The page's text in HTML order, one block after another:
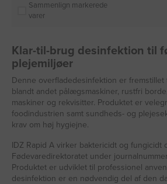
Sammenlign markerede
varer
Klar-til-brug desinfektion til
plejemiljøer
Denne overfladedesinfektion er fremstillet
blandt andet pålægsmaskiner, rustfri
maskiner og rekvisitter. Produktet er
foodindustrien samt sundheds- og
krav om høj hygiejne.
IDZ Rapid A virker baktericidt og fungicidt
Fødevaredirektoratet under
Produktet er udviklet til professionel
desinfektion er en nødvendig del af den